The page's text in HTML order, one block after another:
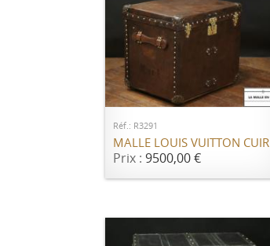
AJOUTER AU PANIER
Réf.: R3291
MALLE LOUIS VUITTON CUIR
Prix : 9500,00 €